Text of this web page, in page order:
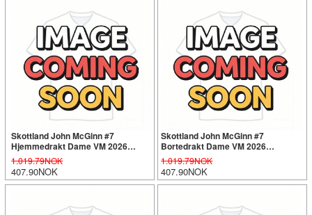
Skottland John McGinn #7
Hjemmedrakt Dame VM 2026
Kortermet
1.019.79NOK
407.90NOK
Skottland John McGinn #7
Bortedrakt Dame VM 2026
Kortermet
1.019.79NOK
407.90NOK